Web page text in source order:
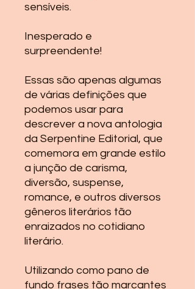
sensíveis.
Inesperado e
surpreendente!
Essas são apenas algumas
de várias definições que
podemos usar para
descrever a nova antologia
da Serpentine Editorial, que
comemora em grande estilo
a junção de carisma,
diversão, suspense,
romance, e outros diversos
gêneros literários tão
enraizados no cotidiano
literário.
Utilizando como pano de
fundo frases tão marcantes